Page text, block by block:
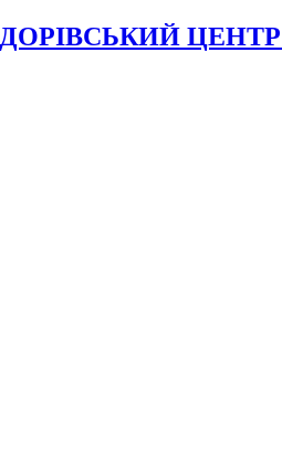
ЦЕНТР ПО